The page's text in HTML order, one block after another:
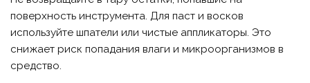
поверхность инструмента. Для паст и восков
используйте шпатели или чистые аппликаторы. Это
снижает риск попадания влаги и микроорганизмов в
средство.